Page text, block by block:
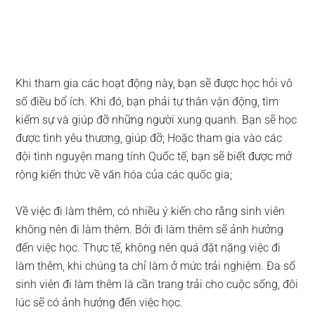
Khi tham gia các hoạt động này, bạn sẽ được học hỏi vô
số điều bổ ích. Khi đó, bạn phải tự thân vận động, tìm
kiếm sự và giúp đỡ những người xung quanh. Bạn sẽ học
được tình yêu thương, giúp đỡ; Hoặc tham gia vào các
đội tình nguyện mang tính Quốc tế, bạn sẽ biết được mở
rộng kiến thức về văn hóa của các quốc gia;
Về việc đi làm thêm, có nhiều ý kiến cho rằng sinh viên
không nên đi làm thêm. Bởi đi làm thêm sẽ ảnh hưởng
đến việc học. Thực tế, không nên quá đặt nặng việc đi
làm thêm, khi chúng ta chỉ làm ở mức trải nghiệm. Đa số
sinh viên đi làm thêm là cần trang trải cho cuộc sống, đôi
lúc sẽ có ảnh hưởng đến việc học.